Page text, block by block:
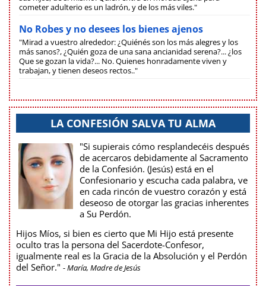
cometer adulterio es un ladrón, y de los más viles."
No Robes y no desees los bienes ajenos
"Mirad a vuestro alrededor: ¿Quiénés son los más alegres y los
más sanos?, ¿Quién goza de una sana ancianidad serena?... ¿los
Que se gozan la vida?... No. Quienes honradamente viven y
trabajan, y tienen deseos rectos.."
LA CONFESIÓN SALVA TU ALMA
"Si supierais cómo resplandecéis después
de acercaros debidamente al Sacramento
de la Confesión. (Jesús) está en el
Confesionario y escucha cada palabra, ve
en cada rincón de vuestro corazón y está
deseoso de otorgar las gracias inherentes
a Su Perdón.
Hijos Míos, si bien es cierto que Mi Hijo está presente
oculto tras la persona del Sacerdote-Confesor,
igualmente real es la Gracia de la Absolución y el Perdón
del Señor." - María, Madre de Jesús